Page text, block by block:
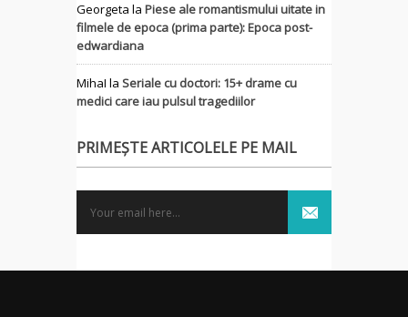
Georgeta la Piese ale romantismului uitate in
filmele de epoca (prima parte): Epoca post-
edwardiana
MihaI la Seriale cu doctori: 15+ drame cu
medici care iau pulsul tragediilor
PRIMEȘTE ARTICOLELE PE MAIL